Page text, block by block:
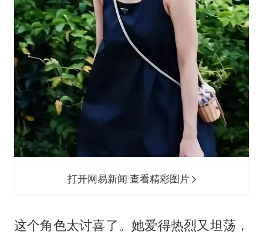
打开网易新闻 查看精彩图片
这个角色太讨喜了。她爱得热烈又坦荡，